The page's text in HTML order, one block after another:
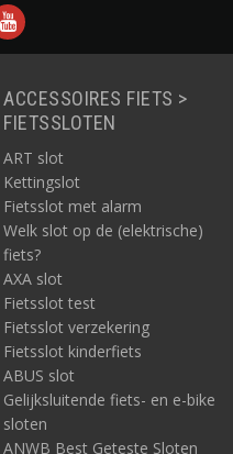
voor een schonere
van gerecyclede
en gerecycled plastic.
in voor een schonere
de Recycled-collectie
aan LOVE. NOT WASTE.
product kan snel en
Het aanbod
duidelijke en volledige
in lage prijzen, snelle
De producten van
vanuit voorraad. Dat
ook in handen hebben
ander voordeel is dat we
ACCESSOIRES FIETS >
FIETSSLOTEN
ART slot
Kettingslot
Fietsslot met alarm
Welk slot op de (elektrische)
fiets?
AXA slot
Fietsslot test
Fietsslot verzekering
Fietsslot kinderfiets
ABUS slot
Gelijksluitende fiets- en e-bike
sloten
ANWB Best Geteste Sloten